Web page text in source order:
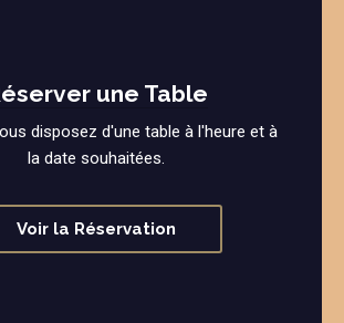
une Table
disposez d'une table à l'heure et à
la date souhaitées.
Voir la Réservation